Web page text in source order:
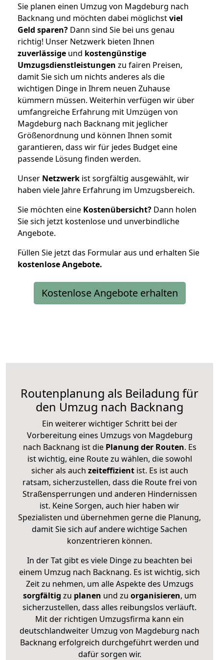
Sie planen einen Umzug von Magdeburg nach
Backnang und möchten dabei möglichstviel
Geld sparen? Dann sind Sie bei uns genau
richtig! Unser Netzwerk bieten Ihnen
zuverlässige und kostengünstige
Umzugsdienstleistungen zu fairen Preisen,
damit Sie sich um nichts anderes als die
wichtigen Dinge in Ihrem neuen Zuhause
kümmern müssen. Weiterhin verfügen wir über
umfangreiche Erfahrung mit Umzügen von
Magdeburg nach Backnang mit jeglicher
Größenordnung und können Ihnen somit
garantieren, dass wir für jedes Budget eine
passende Lösung finden werden.
Unser Netzwerk ist sorgfältig ausgewählt, wir
haben viele Jahre Erfahrung im Umzugsbereich.
Sie möchten eine Kostenübersicht? Dann holen
Sie sich jetzt kostenlose und unverbindliche
Angebote.
Füllen Sie jetzt das Formular aus und erhalten Sie
kostenloseAngebote.
Kostenlose Angebote erhalten
Routenplanung als Beiladung für
den Umzug nach Backnang
Ein weiterer wichtiger Schritt bei der
Vorbereitung eines Umzugs von Magdeburg
nach Backnang ist diePlanung der Routen. Es
ist wichtig, eine Route zu wählen, die sowohl
sicher als auch zeiteffizientist. Es ist auch
ratsam, sicherzustellen, dass die Route frei von
Straßensperrungen und anderen Hindernissen
ist. Keine Sorgen, auch hier haben wir
Spezialisten und übernehmen gerne die Planung,
damit Sie sich auf andere wichtige Sachen
konzentrieren können.
In der Tat gibt es viele Dinge zu beachten bei
einem Umzug nach Backnang. Es ist wichtig, sich
Zeit zu nehmen, um alle Aspekte des Umzugs
sorgfältig zu planen und zu organisieren, um
sicherzustellen, dass alles reibungslos verläuft.
Mit der richtigen Umzugsfirma kann ein
deutschlandweiter Umzug von Magdeburg nach
Backnang erfolgreich durchgeführt werden und
dafür sorgen wir.